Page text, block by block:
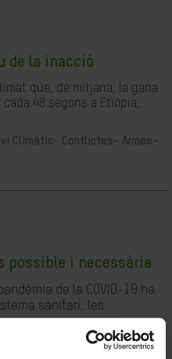
de la inacció
que, de mitjana, la gana
48 segons a Etiòpia,
Climàtic-
Conflictes- Armes-
possible i necessària
de la COVID-19 ha
sanitari, les